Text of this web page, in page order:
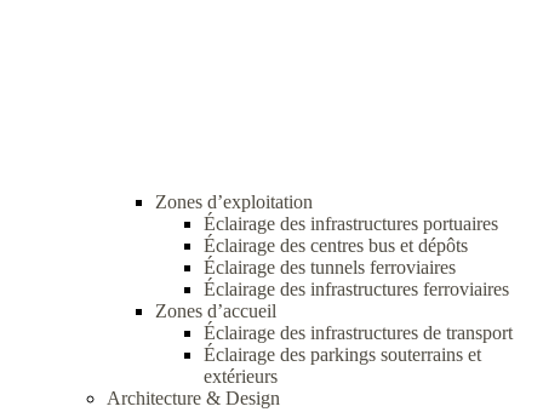
Zones d’exploitation
Éclairage des infrastructures portuaires
Éclairage des centres bus et dépôts
Éclairage des tunnels ferroviaires
Éclairage des infrastructures ferroviaires
Zones d’accueil
Éclairage des infrastructures de transport
Éclairage des parkings souterrains et
extérieurs
Architecture & Design